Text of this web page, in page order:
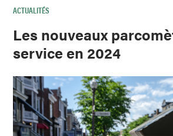
ACTUALITÉS
Les nouveaux
service en 2024